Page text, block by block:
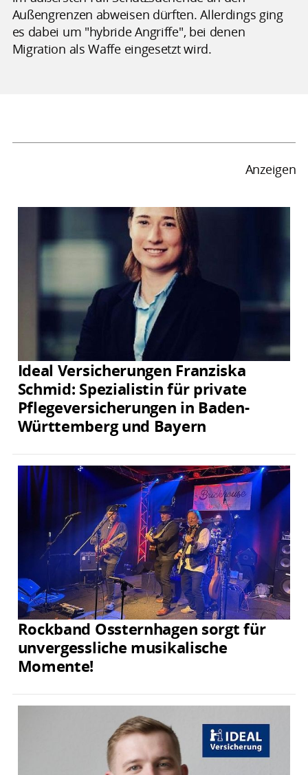
Außengrenzen abweisen dürften. Allerdings ging
es dabei um "hybride Angriffe", bei denen
Migration als Waffe eingesetzt wird.
Anzeigen
Ideal Versicherungen Franziska
Schmid: Spezialistin für private
Pflegeversicherungen in Baden-
Württemberg und Bayern
Rockband Ossternhagen sorgt für
unvergessliche musikalische
Momente!